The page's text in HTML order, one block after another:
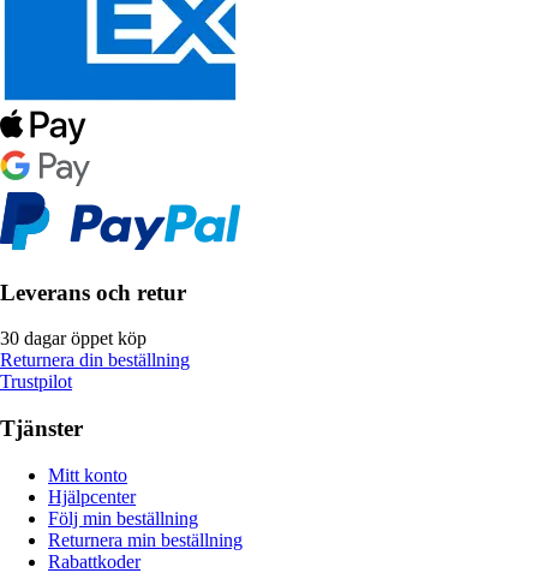
Leverans och retur
30 dagar öppet köp
Returnera din beställning
Trustpilot
Tjänster
Mitt konto
Hjälpcenter
Följ min beställning
Returnera min beställning
Rabattkoder